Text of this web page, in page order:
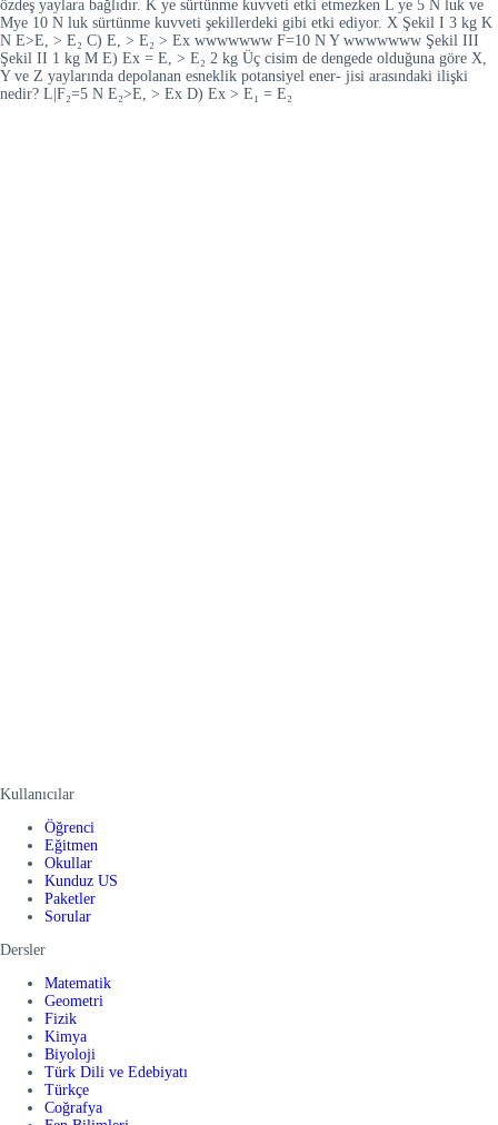
özdeş yaylara bağlıdır. K ye sürtünme kuvveti etki etmezken L ye 5 N luk ve
Mye 10 N luk sürtünme kuvveti şekillerdeki gibi etki ediyor. X Şekil I 3 kg K
N E>E, > E₂ C) E, > E₂ > Ex wwwwwww F=10 N Y wwwwwww Şekil III
Şekil II 1 kg M E) Ex = E, > E₂ 2 kg Üç cisim de dengede olduğuna göre X,
Y ve Z yaylarında depolanan esneklik potansiyel ener- jisi arasındaki ilişki
nedir? L|F₂=5 N E₂>E, > Ex D) Ex > E₁ = E₂
Kullanıcılar
Öğrenci
Eğitmen
Okullar
Kunduz US
Paketler
Sorular
Dersler
Matematik
Geometri
Fizik
Kimya
Biyoloji
Türk Dili ve Edebiyatı
Türkçe
Coğrafya